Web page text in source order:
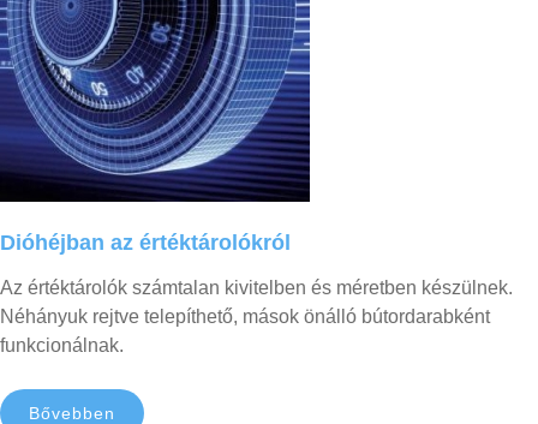
Dióhéjban az értéktárolókról
Az értéktárolók számtalan kivitelben és méretben készülnek.
Néhányuk rejtve telepíthető, mások önálló bútordarabként
funkcionálnak.
Bővebben